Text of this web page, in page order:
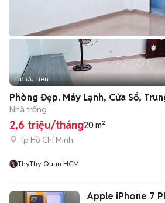
Tin ưu tiên
Phòng Đẹp. Máy Lạnh, Cửa Sổ,
Nhà trống
2,6 triệu/tháng20 m²
Tp Hồ Chí Minh
ThyThy Quan HCM
Apple iPhone 7